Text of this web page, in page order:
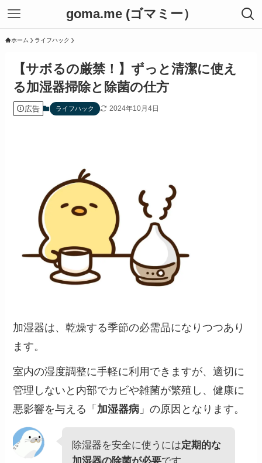
goma.me (ゴマミー）
ホーム ライフハック
【サボるの厳禁！】ずっと清潔に使え
る加湿器掃除と除菌の仕方
広告 ライフハック 2024年10月4日
加湿器は、乾燥する季節の必需品になりつつあり
ます。
室内の湿度調整に手軽に利用できますが、適切に
管理しないと内部でカビや雑菌が繁殖し、健康に
悪影響を与える「 加湿器病 」の原因となります。
除湿器を安全に使うには定期的な